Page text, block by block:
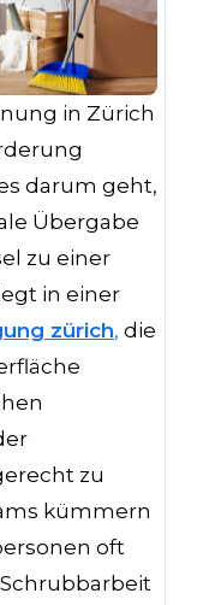
in Zürich
darum geht,
Übergabe
zu einer
in einer
zürich, die
zu
kümmern
oft